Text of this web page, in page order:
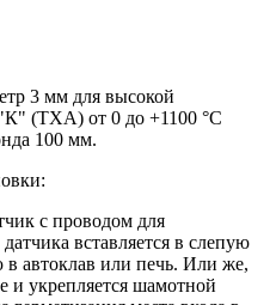
3 мм для высокой
(ТХА) от 0 до +1100 °C
100 мм.
с проводом для
вставляется в слепую
автоклав или печь. Или же,
и укрепляется шамотной